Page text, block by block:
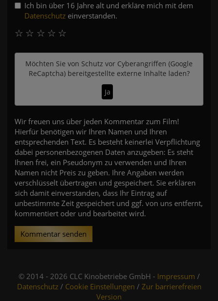
Ich bin über 16 Jahre alt und erkläre mich mit dem
Datenschutz einverstanden.
☆
☆
☆
☆
☆
Möchten Sie von Schutz vor Cyberangriffen (Google
ReCaptcha)bereitgestellte externe Inhalte laden?
Ja
Wir freuen uns über jeden Kommentar zum Film!
Hierfür benötigen wir Ihren Namen und Ihren
entsprechenden Text. Es besteht keinerlei Verpflichtung
dabei personenbezogenen Daten anzugeben: Es steht
Ihnen frei, ein Pseudonym zu verwenden und Ihren
Namen nicht Preis zu geben. Ihre Angaben werden
verschlüsselt übertragen und gespeichert. Sie erklären
sich damit einverstanden, dass Ihr Eintrag auf
unbestimmte Zeit gespeichert und ggf. von uns entfernt,
kommentiert oder und bearbeitet wird.
Kommentar senden
© 2014 - 2026 CLC Kinobetriebe GmbH - Impressum /
Datenschutz/ Cookie Einstellungen / Zur barrierefreien
Version